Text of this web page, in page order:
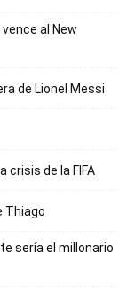
al New
de Lionel Messi
crisis de la FIFA
Thiago
sería el millonario